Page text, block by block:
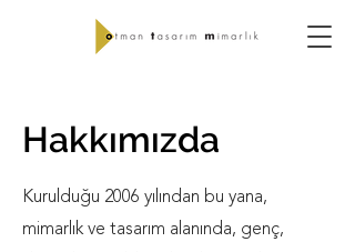
Hakkımızda
Kurulduğu 2006 yılından bu yana,
mimarlık ve tasarım alanında, genç,